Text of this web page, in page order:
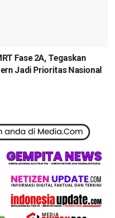
Fase 2A, Tegaskan
Jadi Prioritas Nasional